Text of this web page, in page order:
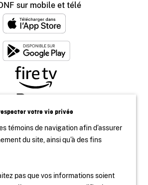
sur mobile et télé
respecter votre vie privée
témoins de navigation afin d’assurer
du site, ainsi qu’à des fins
pas que vos informations soient